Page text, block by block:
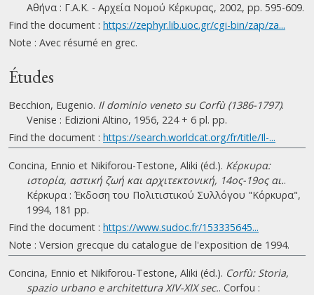
Αθήνα : Γ.Α.Κ. - Αρχεία Νομού Κέρκυρας, 2002, pp. 595-609.
Find the document : https://zephyr.lib.uoc.gr/cgi-bin/zap/za...
Note : Avec résumé en grec.
Études
Becchion, Eugenio. Il dominio veneto su Corfù (1386-1797).
Venise : Edizioni Altino, 1956, 224 + 6 pl. pp.
Find the document : https://search.worldcat.org/fr/title/Il-...
Concina, Ennio et Nikiforou-Testone, Aliki (éd.). Κέρκυρα:
ιστορία, αστική ζωή και αρχιτεκτονική, 14ος-19ος αι..
Κέρκυρα : Έκδοση του Πολιτιστικού Συλλόγου "Κόρκυρα",
1994, 181 pp.
Find the document : https://www.sudoc.fr/153335645...
Note : Version grecque du catalogue de l'exposition de 1994.
Concina, Ennio et Nikiforou-Testone, Aliki (éd.). Corfù: Storia,
spazio urbano e architettura XIV-XIX sec.. Corfou :